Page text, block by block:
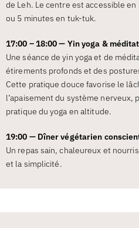
de Leh. Le centre est accessible
ou 5 minutes en tuk-tuk.
17:00 – 18:00 — Yin yoga &
Une séance de yin yoga et de
étirements profonds et des
Cette pratique douce favorise le
l’apaisement du système nerveux,
pratique du yoga en altitude.
19:00 — Dîner végétarien
Un repas sain, chaleureux et
et la simplicité.